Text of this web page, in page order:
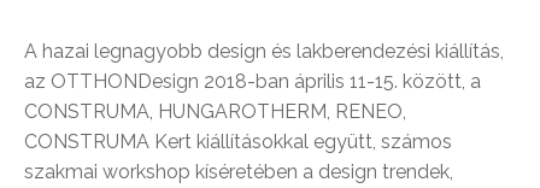
A hazai legnagyobb design és lakberendezési kiállítás,
az OTTHONDesign 2018-ban április 11-15. között, a
CONSTRUMA, HUNGAROTHERM, RENEO,
CONSTRUMA Kert kiállításokkal együtt, számos
szakmai workshop kíséretében a design trendek,